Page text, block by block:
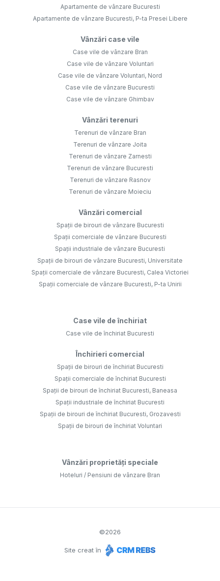
Apartamente de vânzare Bucuresti
Apartamente de vânzare Bucuresti, P-ta Presei Libere
Vânzări case vile
Case vile de vânzare Bran
Case vile de vânzare Voluntari
Case vile de vânzare Voluntari, Nord
Case vile de vânzare Bucuresti
Case vile de vânzare Ghimbav
Vânzări terenuri
Terenuri de vânzare Bran
Terenuri de vânzare Joita
Terenuri de vânzare Zarnesti
Terenuri de vânzare Bucuresti
Terenuri de vânzare Rasnov
Terenuri de vânzare Moieciu
Vânzări comercial
Spații de birouri de vânzare Bucuresti
Spații comerciale de vânzare Bucuresti
Spații industriale de vânzare Bucuresti
Spații de birouri de vânzare Bucuresti, Universitate
Spații comerciale de vânzare Bucuresti, Calea Victoriei
Spații comerciale de vânzare Bucuresti, P-ta Unirii
Case vile de închiriat
Case vile de închiriat Bucuresti
Închirieri comercial
Spații de birouri de închiriat Bucuresti
Spații comerciale de închiriat Bucuresti
Spații de birouri de închiriat Bucuresti, Baneasa
Spații industriale de închiriat Bucuresti
Spații de birouri de închiriat Bucuresti, Grozavesti
Spații de birouri de închiriat Voluntari
Vânzări proprietăți speciale
Hoteluri / Pensiuni de vânzare Bran
©2026
Site creat în